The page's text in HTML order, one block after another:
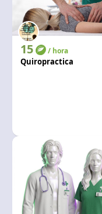
15 / hora
Quiropractica